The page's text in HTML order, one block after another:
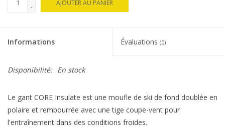
-
AJOUTER AU PANIER
Informations Évaluations (0)
Disponibilité: En stock
Le gant CORE Insulate est une moufle de ski de fond doublée en
polaire et rembourrée avec une tige coupe-vent pour
l'entraînement dans des conditions froides.